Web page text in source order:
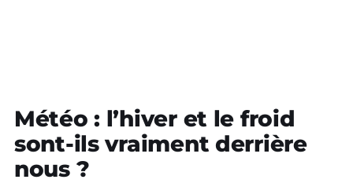
Météo : l’hiver et le froid
sont-ils vraiment derrière
nous ?